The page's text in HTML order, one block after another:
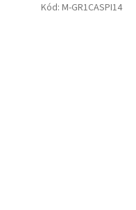
Kód: M-GR1CASPI14